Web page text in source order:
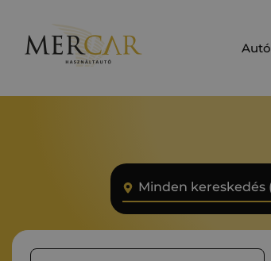
Minden kereskedés